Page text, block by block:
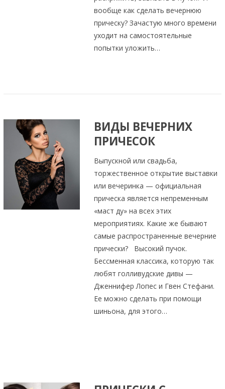
вообще как сделать вечернюю
прическу? Зачастую много времени
уходит на самостоятельные
попытки уложить…
ВИДЫ ВЕЧЕРНИХ
ПРИЧЕСОК
Выпускной или свадьба,
торжественное открытие выставки
или вечеринка — официальная
прическа является непременным
«маст ду» на всех этих
мероприятиях. Какие же бывают
самые распространенные вечерние
прически? Высокий пучок.
Бессменная классика, которую так
любят голливудские дивы —
Дженнифер Лопес и Гвен Стефани.
Ее можно сделать при помощи
шиньона, для этого…